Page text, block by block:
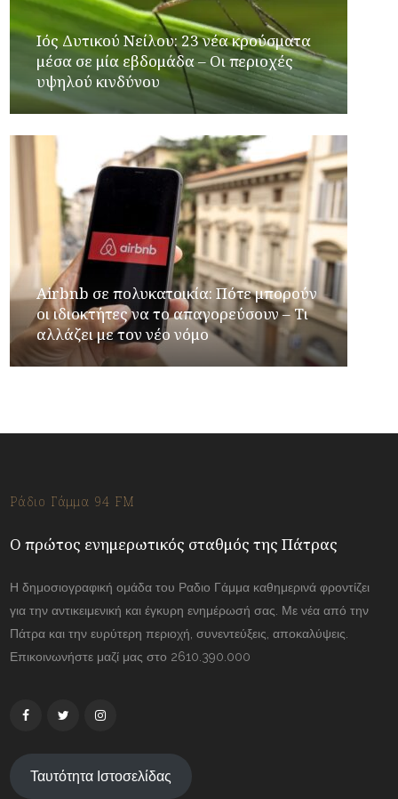
Ιός Δυτικού Νείλου: 23 νέα κρούσματα
μέσα σε μία εβδομάδα – Οι περιοχές
υψηλού κινδύνου
Airbnb σε πολυκατοικία: Πότε μπορούν
οι ιδιοκτήτες να το απαγορεύσουν – Τι
αλλάζει με τον νέο νόμο
Ράδιο Γάμμα 94 FM
Ο πρώτος ενημερωτικός σταθμός της Πάτρας
Η δημοσιογραφική ομάδα του Ραδιο Γάμμα καθημερινά φροντίζει
για την αντικειμενική και έγκυρη ενημέρωσή σας. Με νέα από την
Πάτρα και την ευρύτερη περιοχή, συνεντεύξεις, αποκαλύψεις.
Επικοινωνήστε μαζί μας στο 2610.390.000
Ταυτότητα Ιστοσελίδας